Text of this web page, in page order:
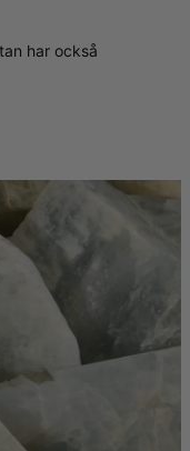
har också